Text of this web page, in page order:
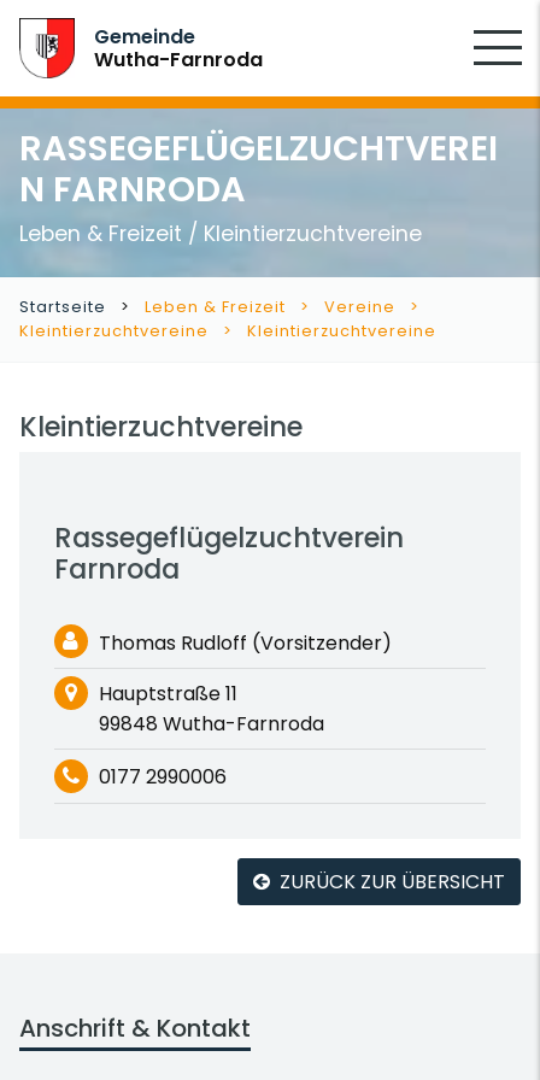
Gemeinde
Wutha-Farnroda
RASSEGEFLÜGELZUCHTVEREI
N FARNRODA
Leben & Freizeit / Kleintierzuchtvereine
Startseite Leben & Freizeit
Vereine
Kleintierzuchtvereine
Kleintierzuchtvereine
Kleintierzuchtvereine
Rassegeflügelzuchtverein
Farnroda
Thomas Rudloff (Vorsitzender)
Hauptstraße 11
99848 Wutha-Farnroda
0177 2990006
ZURÜCK ZUR ÜBERSICHT
Anschrift & Kontakt